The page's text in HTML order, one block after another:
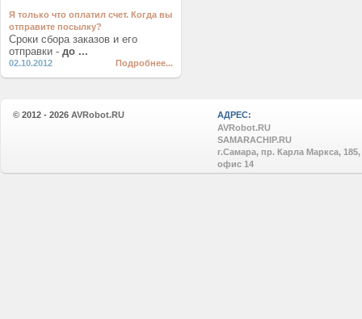
Я только что оплатил счет. Когда вы
отправите посылку?
Сроки сбора заказов и его
отправки - до ...
02.10.2012 Подробнее...
© 2012 - 2026 AVRobot.RU
АДРЕС:
AVRobot.RU
SAMARACHIP.RU
г.Самара, пр. Карла Маркса, 185,
офис 14